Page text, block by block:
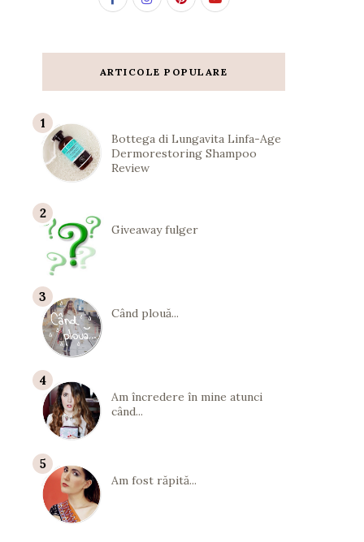
ARTICOLE POPULARE
Bottega di Lungavita Linfa-Age
Dermorestoring Shampoo
Review
Giveaway fulger
Când plouă...
Am încredere în mine atunci
când...
Am fost răpită...